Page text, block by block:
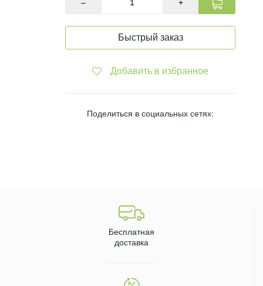
– +
Быстрый заказ
Добавить в избранное
Поделиться в социальных сетях:
Бесплатная
доставка